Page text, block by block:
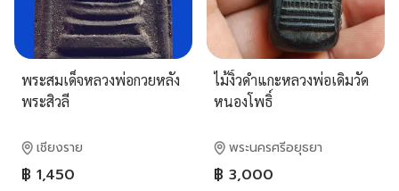
พระสมเด็จหลวงพ่อกวยหลัง
พระสิวลี
เชียงราย
฿ 1,450
ไม้งิ้วดำแกะหลวงพ่อเดิมวัด
หนองโพธิ์
พระนครศรีอยุธยา
฿ 3,000